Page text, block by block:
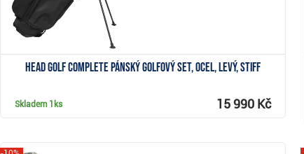
Head Golf Complete pánský golfový set, ocel, levý, Stiff
Skladem 1ks 15 990 Kč